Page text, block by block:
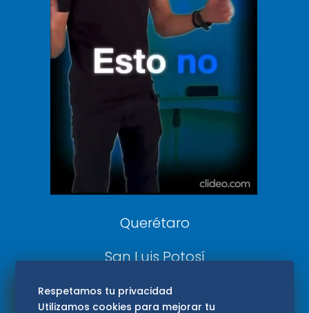
Clase
De 10 sports
DeDinero
Confabulario
Aviso Oportuno
Consultas
Querétaro
San Luis Potosí
Edomex
Respetamos tu privacidad
Utilizamos cookies para mejorar tu